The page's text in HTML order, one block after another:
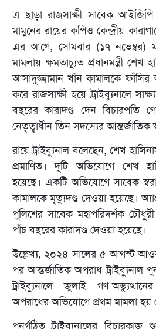
এ ছাড়া রাজসাক্ষী সাবেক
মামুনের রায়ের কপিও কেন্দ্রীয়
এর আগে, সোমবার (১৭ নভেম্বর)
মামলায় ক্ষমতাচ্যুত প্রধানমন্ত্রী শেখ
আসাদুজ্জামান খাঁন কামালকে
করে রাজসাক্ষী হয়ে ট্রাইব্যুনালে
বছরের কারাদণ্ড দেন বিচারপতি
নেতৃত্বাধীন তিন সদস্যের আন্তর্জাতিক
রায়ে ট্রাইব্যুনাল বলেছেন, শেখ
প্রমাণিত। দুটি অভিযোগে শেখ
হয়েছে। একটি অভিযোগে সাবেক
কামালকে মৃত্যুদণ্ড দেওয়া হয়েছে।
পুলিশের সাবেক মহাপরিদর্শক
পাঁচ বছরের কারাদণ্ড দেওয়া হয়েছে।
উল্লেখ্য, ২০২৪ সালের ৫ আগস্ট
পর আন্তর্জাতিক অপরাধ ট্রাইব্যুনাল
ট্রাইব্যুনালে জুলাই গণ-
অপরাধের অভিযোগে প্রথম মামলা হয়